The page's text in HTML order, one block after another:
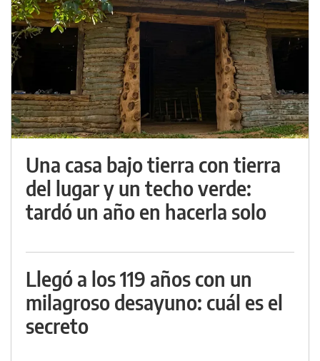
Una casa bajo tierra con tierra
del lugar y un techo verde:
tardó un año en hacerla solo
Llegó a los 119 años con un
milagroso desayuno: cuál es el
secreto